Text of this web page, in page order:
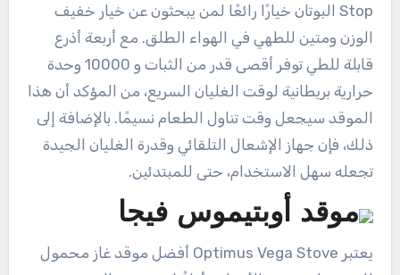
Stop البوتان خيارًا رائعًا لمن يبحثون عن خيار خفيف
الوزن ومتين للطهي في الهواء الطلق. مع أربعة أذرع
قابلة للطي توفر أقصى قدر من الثبات و 10000 وحدة
حرارية بريطانية لوقت الغليان السريع، من المؤكد أن هذا
الموقد سيجعل وقت تناول الطعام نسيمًا. بالإضافة إلى
ذلك، فإن جهاز الإشعال التلقائي وقدرة الغليان الجيدة
تجعله سهل الاستخدام، حتى للمبتدئين.
موقد أوبتيموس فيجا
يعتبر Optimus Vega Stove أفضل موقد غاز محمول